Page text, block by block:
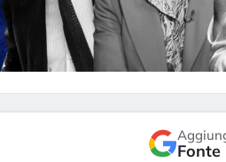
Dalle valutazioni
correzione. Cosa sta
repricing degli asset?
mostrando segni di
verso le (…)